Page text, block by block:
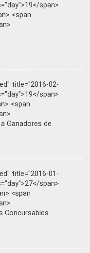
span>
<span
title="2016-02-
span>
<span
Ganadores de
title="2016-01-
span>
<span
Concursables